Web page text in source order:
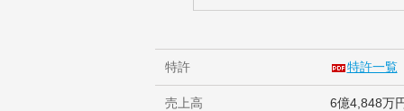
特許 特許一覧
売上高 6億4,848万